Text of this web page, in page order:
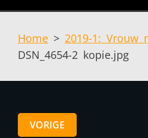
Home > 2019-1: Vrouw
DSN_4654-2 kopie.jpg
VORIGE